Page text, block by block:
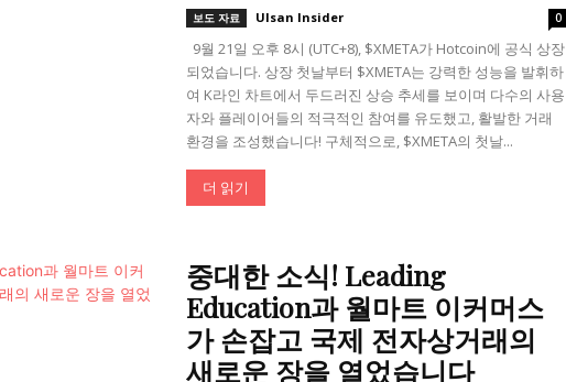
보도 자료 Ulsan Insider 0
9월 21일 오후 8시 (UTC+8), $XMETA가 Hotcoin에 공식 상장
되었습니다. 상장 첫날부터 $XMETA는 강력한 성능을 발휘하
여 K라인 차트에서 두드러진 상승 추세를 보이며 다수의 사용
자와 플레이어들의 적극적인 참여를 유도했고, 활발한 거래
환경을 조성했습니다! 구체적으로, $XMETA의 첫날...
더 읽기
중대한 소식! Leading
Education과 월마트 이커머스
가 손잡고 국제 전자상거래의
새로운 장을 열었습니다